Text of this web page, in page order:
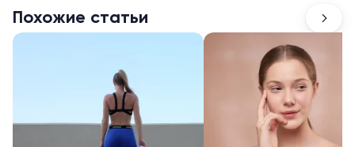
Похожие статьи